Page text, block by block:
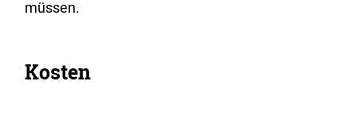
müssen.
Kosten